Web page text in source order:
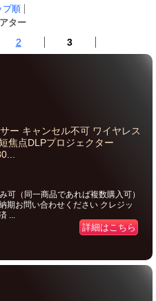
プ順
ター
2 3
ー キャンセル不可 ワイヤレス
焦点DLPプロジェクター
可（同一商品であれば複数購入可）
期お問い合わせください クレジッ
...
詳細はこちら